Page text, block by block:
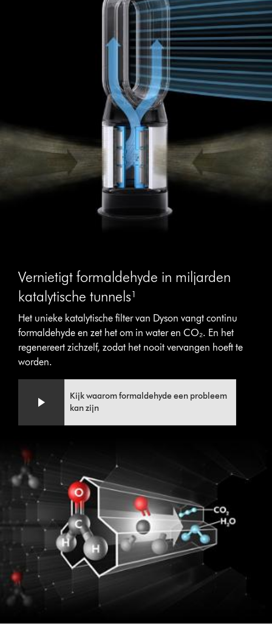
Vernietigt formaldehyde in miljarden
katalytische tunnels¹
Het unieke katalytische filter van Dyson vangt continu
formaldehyde en zet het om in water en CO₂. En het
regenereert zichzelf, zodat het nooit vervangen hoeft te
worden.
Kijk waarom formaldehyde een probleem
kan zijn